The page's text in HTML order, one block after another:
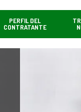
PERFIL DEL
CONTRATANTE